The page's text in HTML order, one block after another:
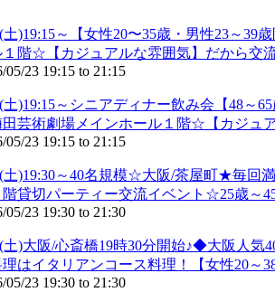
土)19:15～【女性20〜35歳・男性23～
１階☆【カジュアルな雰囲気】だから交
05/23 19:15 to 21:15
土)19:15～シニアディナー飲み会【48
芸術劇場メインホール１階☆【カジュ
05/23 19:15 to 21:15
土)19:30～40名規模☆大阪/茶屋町★毎回
階貸切パーティー交流イベント☆25歳～
05/23 19:30 to 21:30
土)大阪/心斎橋19時30分開始♪◆大阪人
理はイタリアンコース料理！【女性20～
05/23 19:30 to 21:30